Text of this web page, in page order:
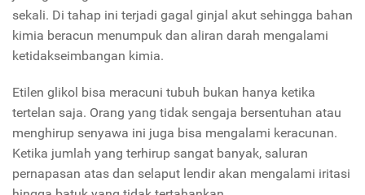
sekali. Di tahap ini terjadi gagal ginjal akut sehingga bahan
kimia beracun menumpuk dan aliran darah mengalami
ketidakseimbangan kimia.
Etilen glikol bisa meracuni tubuh bukan hanya ketika
tertelan saja. Orang yang tidak sengaja bersentuhan atau
menghirup senyawa ini juga bisa mengalami keracunan.
Ketika jumlah yang terhirup sangat banyak, saluran
pernapasan atas dan selaput lendir akan mengalami iritasi